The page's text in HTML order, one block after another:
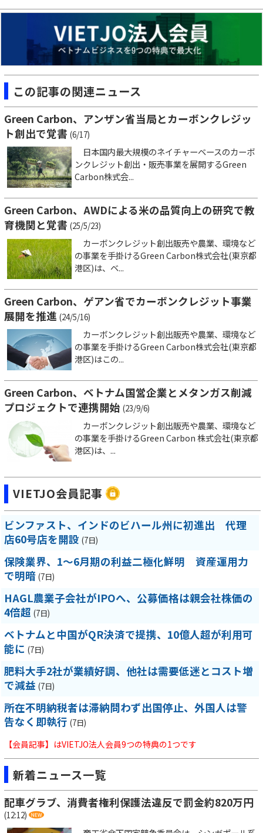
この記事の関連ニュース
Green Carbon、アンザン省当局とカーボンクレジッ
ト創出で覚書 (6/17)
日本国内最大規模のネイチャーベースのカーボ
ンクレジット創出・販売事業を展開するGreen
Carbon株式会...
Green Carbon、AWDによる米の品質向上の研究で教
育機関と覚書 (25/5/23)
カーボンクレジット創出販売や農業、環境など
の事業を手掛けるGreen Carbon株式会社(東京都
港区)は、ベ...
Green Carbon、ゲアン省でカーボンクレジット事業
展開を推進 (24/5/16)
カーボンクレジット創出販売や農業、環境など
の事業を手掛けるGreen Carbon株式会社(東京都
港区)はこの...
Green Carbon、ベトナム国営企業とメタンガス削減
プロジェクトで連携開始 (23/9/6)
カーボンクレジット創出販売や農業、環境など
の事業を手掛けるGreen Carbon 株式会社(東京都
港区)は、...
VIETJO会員記事
ビンファスト、インドのビハール州に初進出 代理
店60号店を開設 (7日)
保険業界、1～6月期の利益二極化鮮明 資産運用力
で明暗 (7日)
HAGL農業子会社がIPOへ、公募価格は親会社株価の
4倍超 (7日)
ベトナムと中国がQR決済で提携、10億人超が利用可
能に (7日)
肥料大手2社が業績好調、他社は需要低迷とコスト増
で減益 (7日)
所在不明納税者は滞納問わず出国停止、外国人は警
告なく即執行 (7日)
【会員記事】はVIETJO法人会員9つの特典の1つです
新着ニュース一覧
配車グラブ、消費者権利保護法違反で罰金約820万円
(12:12)